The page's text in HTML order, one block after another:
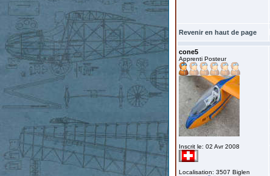
Revenir en haut de page
cone5
Apprenti Posteur
Inscrit le: 02 Avr 2008
Localisation: 3507 Biglen